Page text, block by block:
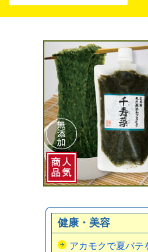
健康・美容
アカモクで夏バテ